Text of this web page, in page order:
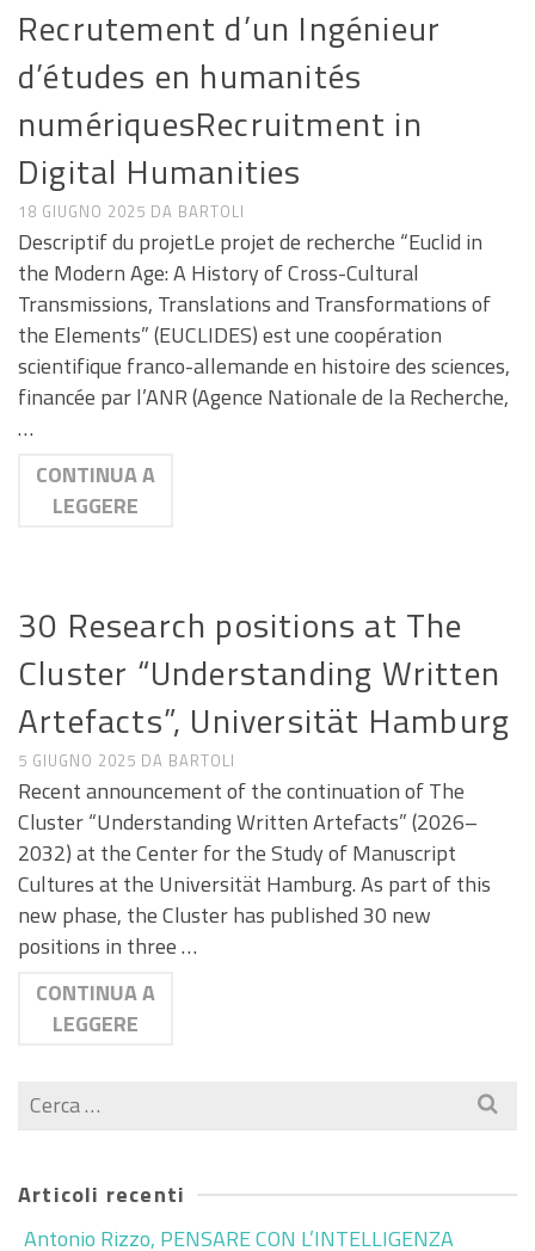
Recrutement d’un Ingénieur
d’études en humanités
numériquesRecruitment in
Digital Humanities
18 GIUGNO 2025 DA BARTOLI
Descriptif du projetLe projet de recherche “Euclid in
the Modern Age: A History of Cross-Cultural
Transmissions, Translations and Transformations of
the Elements” (EUCLIDES) est une coopération
scientifique franco-allemande en histoire des sciences,
financée par l’ANR (Agence Nationale de la Recherche,
…
CONTINUA A
LEGGERE
30 Research positions at The
Cluster “Understanding Written
Artefacts”, Universität Hamburg
5 GIUGNO 2025 DA BARTOLI
Recent announcement of the continuation of The
Cluster “Understanding Written Artefacts” (2026–
2032) at the Center for the Study of Manuscript
Cultures at the Universität Hamburg. As part of this
new phase, the Cluster has published 30 new
positions in three …
CONTINUA A
LEGGERE
Cerca
per:
Articoli recenti
Antonio Rizzo, PENSARE CON L’INTELLIGENZA